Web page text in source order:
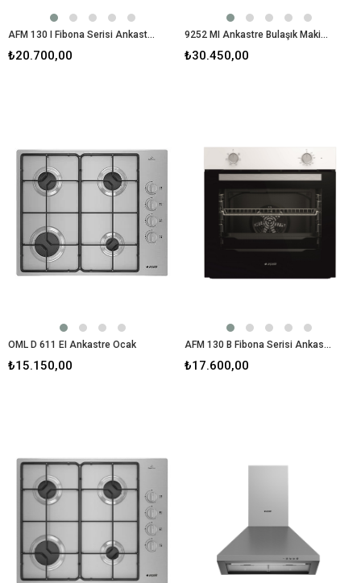
AFM 130 I Fibona Serisi Ankastre Fırın
₺20.700,00
9252 MI Ankastre Bulaşık Makinesi
₺30.450,00
OML D 611 EI Ankastre Ocak
₺15.150,00
AFM 130 B Fibona Serisi Ankastre Fırın
₺17.600,00